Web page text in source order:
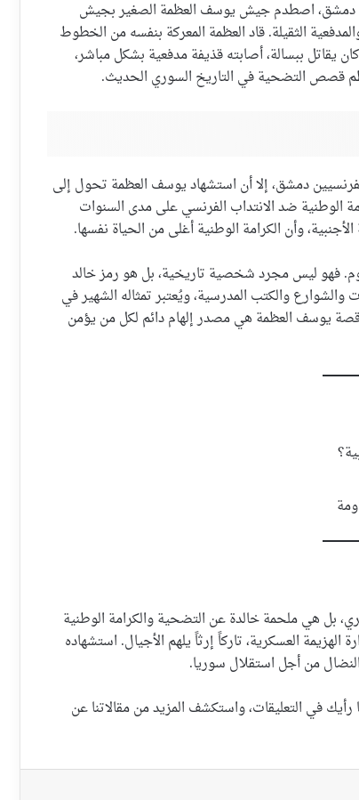
ميسلون غرب دمشق، اصطدم جيش يوسف العظمة الصغير بجيش
الثقيلة. قاد العظمة المعركة بنفسه من الخطوط
كان يقاتل ببسالة، أصابته قذيفة مدفعية بشكل مباشر،
قصص التضحية في التاريخ السوري الحديث.
دمشق، إلا أن استشهاد يوسف العظمة تحول إلى
ضد الانتداب الفرنسي على مدى السنوات
وأن الكرامة الوطنية أغلى من الحياة نفسها.
فهو ليس مجرد شخصية تاريخية، بل هو رمز خالد
والكتب المدرسية، ويُعتبر تمثاله الشهير في
قصة يوسف العظمة هي مصدر إلهام دائم لكل من يؤمن
بل هي ملحمة خالدة عن التضحية والكرامة الوطنية
العسكرية، تاركاً إرثاً يلهم الأجيال. استشهاده
من أجل استقلال سوريا.
في التعليقات، واستكشف المزيد من مقالاتنا عن